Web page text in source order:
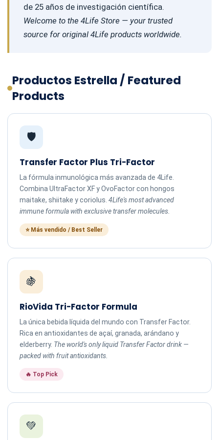
de 25 años de investigación científica.
Welcome to the 4Life Store — your trusted
source for original 4Life products worldwide.
Productos Estrella / Featured
Products
🛡️
Transfer Factor Plus Tri-Factor
La fórmula inmunológica más avanzada de 4Life.
Combina UltraFactor XF y OvoFactor con hongos
maitake, shiitake y coriolus. 4Life's most advanced
immune formula with exclusive transfer molecules.
⭐ Más vendido / Best Seller
🍇
RioVida Tri-Factor Formula
La única bebida líquida del mundo con Transfer Factor.
Rica en antioxidantes de açaí, granada, arándano y
elderberry. The world's only liquid Transfer Factor drink —
packed with fruit antioxidants.
🔥 Top Pick
💚